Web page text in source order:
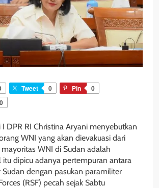
Tweet 0 Pin
0
0
DPR RI Christina Aryani menyebutkan
WNI yang akan dievakuasi dari
WNI di Sudan adalah
itu dipicu adanya pertempuran antara
dengan pasukan paramiliter
(RSF) pecah sejak Sabtu